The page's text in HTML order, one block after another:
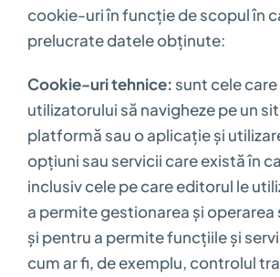
cookie-uri în funcție de scopul în
prelucrate datele obținute:
Cookie-uri tehnice: sunt cele
utilizatorului să navigheze pe un
platformă sau o aplicație și
opțiuni sau servicii care există în
inclusiv cele pe care editorul le
a permite gestionarea și
și pentru a permite funcțiile și
cum ar fi, de exemplu, controlul